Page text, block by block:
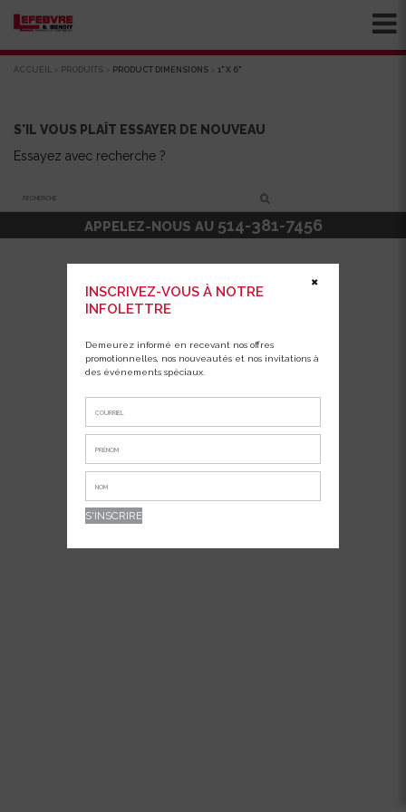
ACCUEIL > PRODUITS > PRODUCT DIMENSIONS > 1" X 6"
S'IL VOUS PLAÎT ESSAYER DE NOUVEAU
Essayez avec recherche ?
INSCRIVEZ-VOUS À NOTRE
INFOLETTRE
Demeurez informé en recevant nos offres
promotionnelles, nos nouveautés et nos invitations à
des événements spéciaux.
✖
APPELEZ-NOUS AU 514-381-7456